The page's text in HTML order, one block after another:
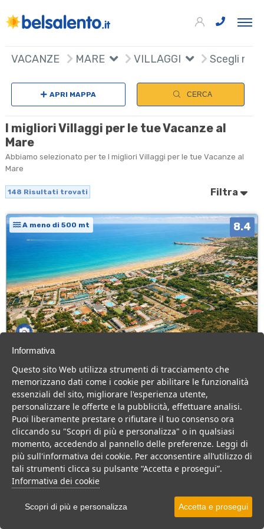
VACANZE MARE VILLAGGI Scegli
APRI MAPPA CERCA
I migliori Villaggi per le tue Vacanze al
Mare
Abbiamo selezionato per te I migliori Villaggi per le tue Vacanze al
Mare
148 Risultati trovati Filtra
A meno di 500 mt 8.4
Puglia > Gargano > Vieste
107 Camere
Villaggio a Vieste, con piscina e animazione, ideale per famiglie
con bambini.
Villaggio Hotel
VEDI SU MAPPA
+
Informativa
Questo sito Web utilizza strumenti di tracciamento che
memorizzano dati come i cookie per abilitare le funzionalità
essenziali del sito, migliorare l'esperienza utente,
personalizzare le offerte e la pubblicità, effettuare analisi.
Puoi liberamente prestare o rifiutare il tuo consenso ora
cliccando su "Scopri di più e personalizza" o in qualsiasi
momento, accedendo al pannello delle preferenze. Leggi di
più sull'informativa dei cookie. Per acconsentire all’utilizzo di
tali strumenti clicca su pulsante “Accetta e prosegui”.
Informativa dei cookie
Scopri di più e personalizza Accetta e prosegui